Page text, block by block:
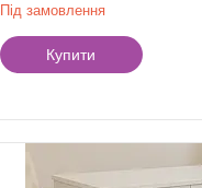
Під замовлення
Купити